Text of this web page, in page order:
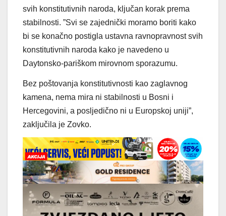
svih konstitutivnih naroda, ključan korak prema
stabilnosti. ”Svi se zajednički moramo boriti kako
bi se konačno postigla ustavna ravnopravnost svih
konstitutivnih naroda kako je navedeno u
Daytonsko-pariškom mirovnom sporazumu.
Bez poštovanja konstitutivnosti kao zaglavnog
kamena, nema mira ni stabilnosti u Bosni i
Hercegovini, a posljedično ni u Europskoj uniji”,
zaključila je Zovko.